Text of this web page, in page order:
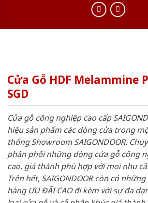
Cửa Gỗ HDF Melammine
SGD
Cửa gỗ công nghiệp cao cấp
hiệu sản phẩm các dòng cửa trong
thống Showroom SAIGONDOOR.
phân phối những dòng cửa gỗ công
cao, giá thành phù hợp với mọi nhu
Trên hết, SAIGONDOOR còn có
hàng ƯU ĐÃI CAO đi kèm với sự đa